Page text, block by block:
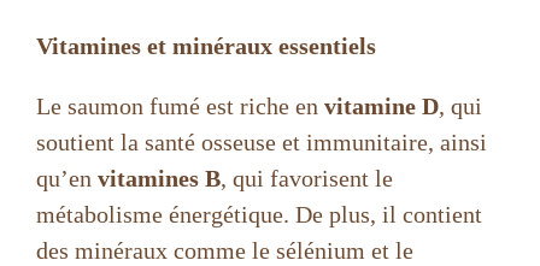
Vitamines et minéraux essentiels
Le saumon fumé est riche en vitamine D, qui
soutient la santé osseuse et immunitaire, ainsi
qu’en vitamines B, qui favorisent le
métabolisme énergétique. De plus, il contient
des minéraux comme le sélénium et le